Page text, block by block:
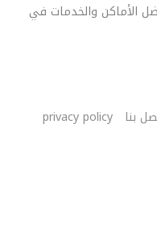
الأماكن والخدمات في
بنا privacy policy